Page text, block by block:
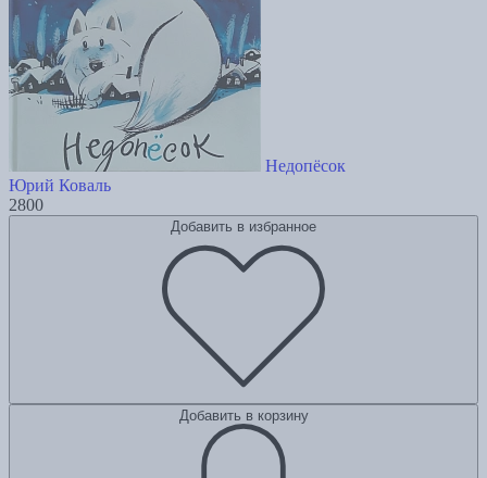
Недопёсок
Юрий Коваль
2800
Добавить в избранное
Добавить в корзину